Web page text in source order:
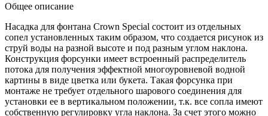
Общее описание
Насадка для фонтана Crown Special состоит из отдельных
сопел установленных таким образом, что создается рисунок из
струй воды на разной высоте и под разным углом наклона.
Конструкция форсунки имеет встроенный распределитель
потока для получения эффектной многоуровневой водной
картины в виде цветка или букета. Такая форсунка при
монтаже не требует отдельного шарового соединения для
установки ее в вертикальном положении, т.к. все сопла имеют
собственную регулировку угла наклона. За счет этого можно